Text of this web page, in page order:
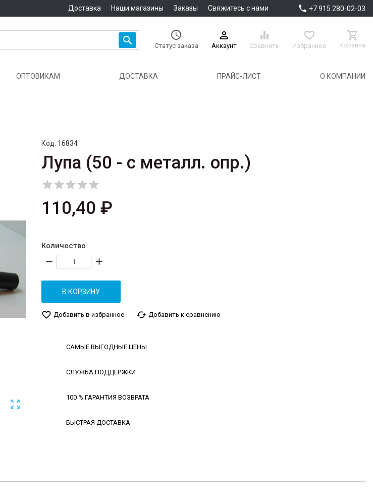
Доставка Наши магазины Заказы Свяжитесь с нами  +7 915 280-02-03
 
Статус заказа

Аккаунт

Сравнить

Избранное

Корзина
ОПТОВИКАМ ДОСТАВКА ПРАЙС-ЛИСТ О КОМПАНИИ

Код: 16834
Лупа (50 - с металл. опр.)

110,40 ₽
Количество
remove add
В КОРЗИНУ
favorite_border Добавить в избранное cached Добавить к сравнению
САМЫЕ ВЫГОДНЫЕ ЦЕНЫ
СЛУЖБА ПОДДЕРЖКИ
100 % ГАРАНТИЯ ВОЗВРАТА
БЫСТРАЯ ДОСТАВКА